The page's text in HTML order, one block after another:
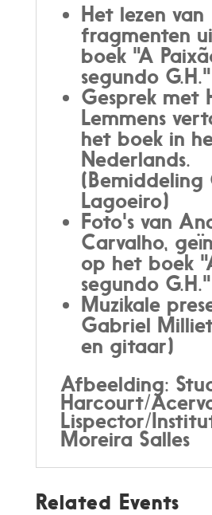
Het lezen van
fragmenten
boek "A
segundo
Gesprek met
Lemmens
het boek in
Nederlands.
(Bemiddeling
Lagoeiro)
Foto's van
Carvalho,
op het boek
segundo
Muzikale
Gabriel
en gitaar)
Afbeelding:
Harcourt/
Lispector/
Moreira Salles
Related Events